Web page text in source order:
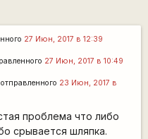
27 Июн, 2017 в 12:39
27 Июн, 2017 в 10:49
отправленного 23 Июн, 2017 в
проблема что либо
срывается шляпка.